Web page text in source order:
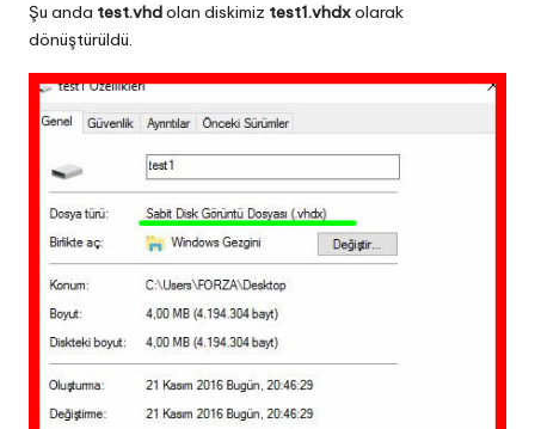
Şu anda test.vhdolan diskimiz test1.vhdxolarak
dönüştürüldü.